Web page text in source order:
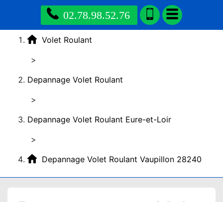
02.78.98.52.76
Volet Roulant
>
Depannage Volet Roulant
>
Depannage Volet Roulant Eure-et-Loir
>
Depannage Volet Roulant Vaupillon 28240